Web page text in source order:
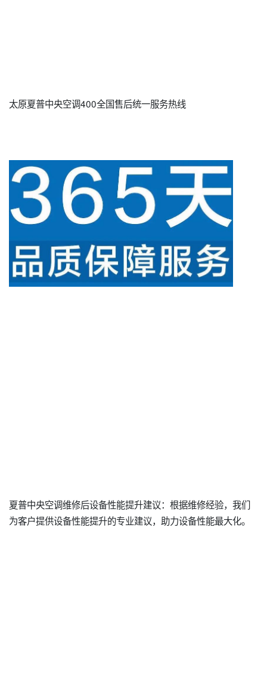
太原夏普中央空调400全国售后统一服务热线
夏普中央空调维修后设备性能提升建议：根据维修经验，我们
为客户提供设备性能提升的专业建议，助力设备性能最大化。